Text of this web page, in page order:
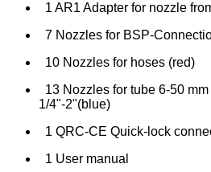
1 AR1 Adapter for nozzle
7 Nozzles for BSP-
10 Nozzles for hoses (red)
13 Nozzles for tube 6-50
1/4"-2"(blue)
1 QRC-CE Quick-lock
1 User manual